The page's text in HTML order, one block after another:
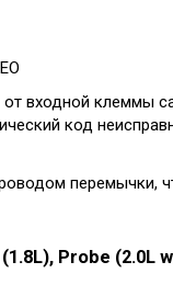
входной клеммы
код
перемычки,
Probe (2.0L